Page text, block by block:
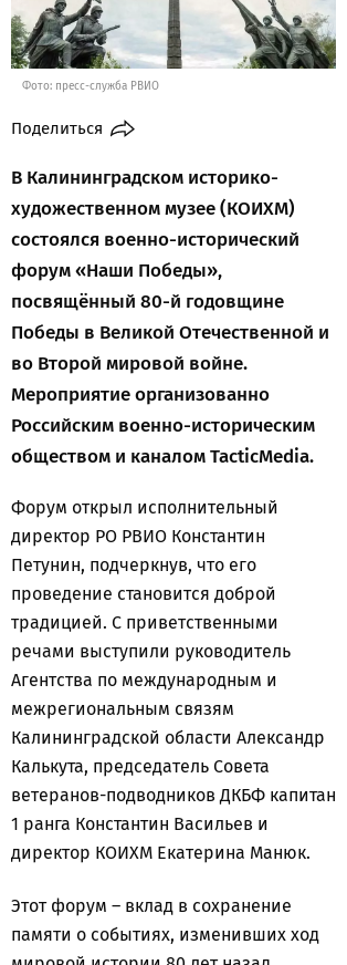
Фото: пресс-служба РВИО
Поделиться
В Калининградском историко-
художественном музее (КОИХМ)
состоялся военно-исторический
форум «Наши Победы»,
посвящённый 80-й годовщине
Победы в Великой Отечественной и
во Второй мировой войне.
Мероприятие организованно
Российским военно-историческим
обществом и каналом TacticMedia.
Форум открыл исполнительный
директор РО РВИО Константин
Петунин, подчеркнув, что его
проведение становится доброй
традицией. С приветственными
речами выступили руководитель
Агентства по международным и
межрегиональным связям
Калининградской области Александр
Калькута, председатель Совета
ветеранов-подводников ДКБФ капитан
1 ранга Константин Васильев и
директор КОИХМ Екатерина Манюк.
Этот форум – вклад в сохранение
памяти о событиях, изменивших ход